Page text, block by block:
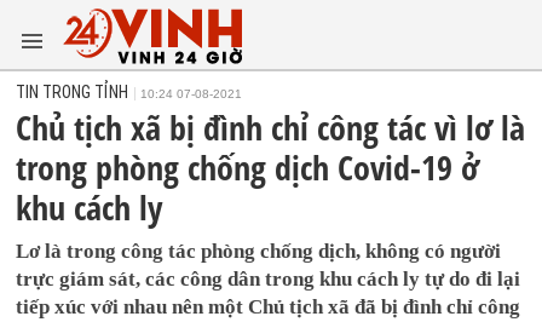
TIN TRONG TỈNH 10:24 07-08-2021
Chủ tịch xã bị đình chỉ công tác vì lơ là
trong phòng chống dịch Covid-19 ở
khu cách ly
Lơ là trong công tác phòng chống dịch, không có người
trực giám sát, các công dân trong khu cách ly tự do đi lại
tiếp xúc với nhau nên một Chủ tịch xã đã bị đình chỉ công